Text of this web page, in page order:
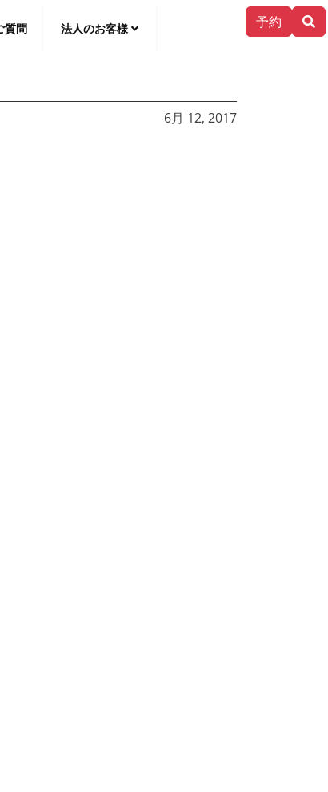
予約
質問 法人のお客様
6月 12, 2017